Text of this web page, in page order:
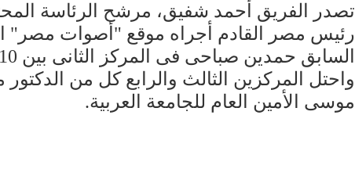
تصدر الفريق أحمد شفيق، مرشح الرئاسة
رئيس مصر القادم أجراه موقع "أصوات مصر"
واحتل المركزين الثالث والرابع كل من
موسى الأمين العام للجامعة العربية.